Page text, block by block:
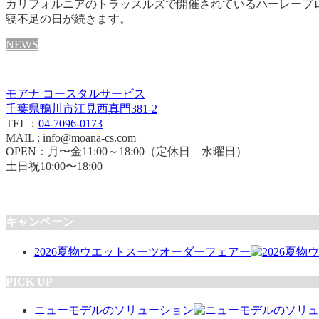
カリフォルニアのトラッスルズで開催されているハーレープ
寝不足の日が続きます。
NEWS
モアナ コースタルサービス
千葉県鴨川市江見西真門381-2
TEL： 04-7096-0173
MAIL : info@moana-cs.com
OPEN：月〜金11:00～18:00（定休日 水曜日）
土日祝10:00〜18:00
キャンペーン
2026夏物ウエットスーツオーダーフェアー
PICK UP
ニューモデルのソリューション